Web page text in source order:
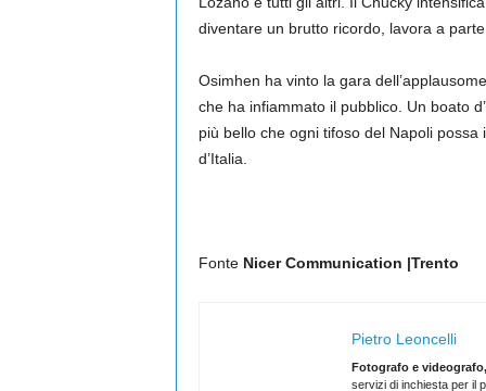
diventare un brutto ricordo, lavora a
Osimhen ha vinto la gara
che ha infiammato il pubblico. Un boato
più bello che ogni tifoso del Napoli
d’Italia.
Fonte Nicer Communication |Trento
Pietro Leoncelli
Fotografo e
servizi di inchiesta per il